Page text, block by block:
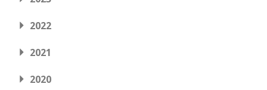
2022
2021
2020